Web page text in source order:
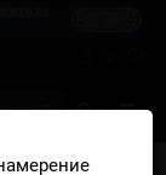
0 на 0 ₽